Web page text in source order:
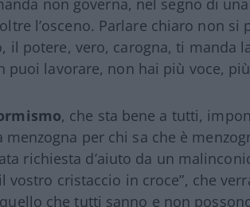
non governa, nel segno di
l’osceno. Parlare chiaro non si
il potere, vero, carogna, ti manda
puoi lavorare, non hai più voce,
, che sta bene a tutti,
per chi sa che è
richiesta d’aiuto da un
vostro cristaccio in croce”, che
che tutti sanno e non